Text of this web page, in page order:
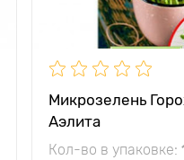
Микрозелень
Аэлита
Кол-во в упаковке: